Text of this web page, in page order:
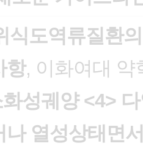
식도역류질환
항, 이화여대 약
성궤양 <4>
나 열성상태면